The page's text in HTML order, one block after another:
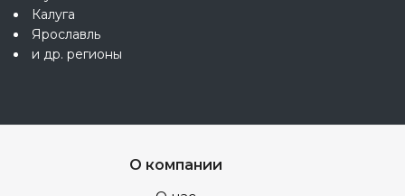
Калуга
Ярославль
и др. регионы
О компании